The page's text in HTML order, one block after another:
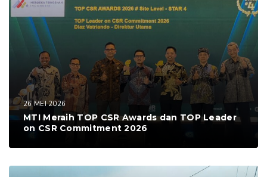
26 MEI 2026
MTI Meraih TOP CSR Awards dan TOP Leader
on CSR Commitment 2026